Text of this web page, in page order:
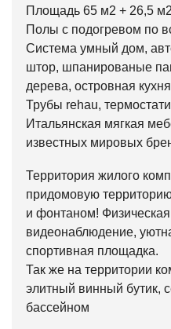
Площадь 65 м2 + 26,5 м2
Полы с подогревом по
Система умный дом,
штор, шпанированые
дерева, островная
Трубы rehau,
Итальянская мягкая
известных мировых
Территория жилого
придомовую
и фонтаном!
видеонаблюдение,
спортивная площадка.
Так же на территории
элитный винный бутик,
бассейном